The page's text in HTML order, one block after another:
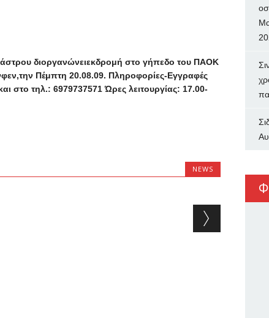
διοργανώνειεκδρομή στο γήπεδο του ΠΑΟΚ
Πέμπτη 20.08.09. Πληροφορίες-Εγγραφές
στο τηλ.: 6979737571 Ώρες λειτουργίας: 17.00-
NEWS